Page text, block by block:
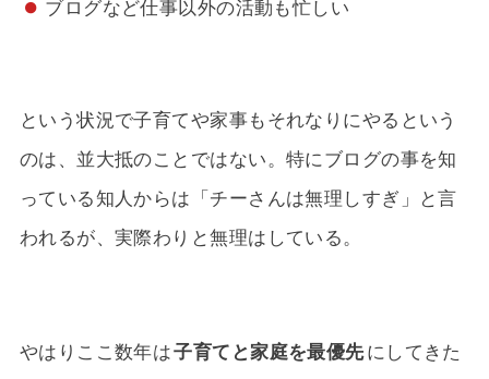
ブログなど仕事以外の活動も忙しい
という状況で子育てや家事もそれなりにやるという
のは、並大抵のことではない。特にブログの事を知
っている知人からは「チーさんは無理しすぎ」と言
われるが、実際わりと無理はしている。
やはりここ数年は子育てと家庭を最優先にしてきた